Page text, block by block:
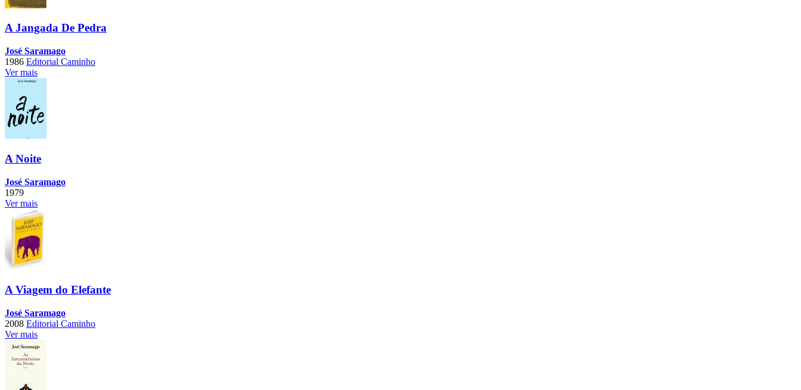
A Jangada De Pedra
José Saramago
1986 Editorial Caminho
Ver mais
A Noite
José Saramago
1979
Ver mais
A Viagem do Elefante
José Saramago
2008 Editorial Caminho
Ver mais